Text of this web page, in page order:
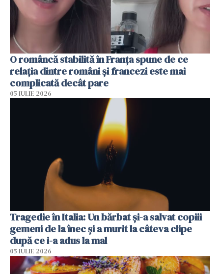
O româncă stabilită în Franța spune de ce
relația dintre români și francezi este mai
complicată decât pare
05 IULIE 2026
Tragedie în Italia: Un bărbat și-a salvat copiii
gemeni de la înec și a murit la câteva clipe
după ce i-a adus la mal
05 IULIE 2026